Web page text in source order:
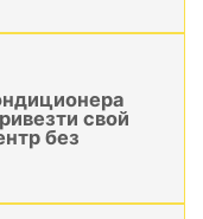
свой
без